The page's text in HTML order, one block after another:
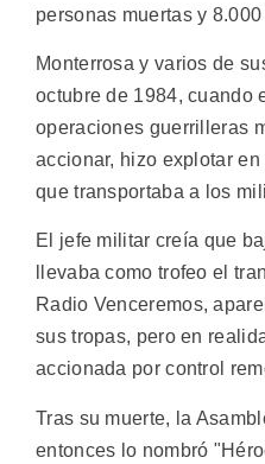
personas muertas y
Monterrosa y varios de
octubre de 1984, cuando
operaciones guerrilleras
accionar, hizo explotar
que transportaba a los
El jefe militar creía que
llevaba como trofeo el
Radio Venceremos,
sus tropas, pero en
accionada por control
Tras su muerte, la
entonces lo nombró